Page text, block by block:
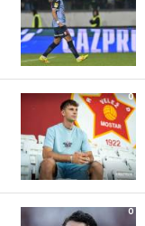
0
0